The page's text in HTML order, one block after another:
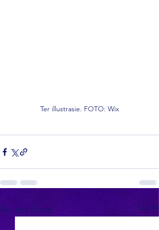
Ter illustrasie. FOTO: Wix
Recent Posts See All